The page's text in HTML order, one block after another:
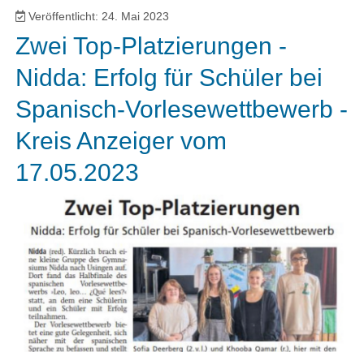
Veröffentlicht: 24. Mai 2023
Zwei Top-Platzierungen -
Nidda: Erfolg für Schüler bei
Spanisch-Vorlesewettbewerb -
Kreis Anzeiger vom
17.05.2023